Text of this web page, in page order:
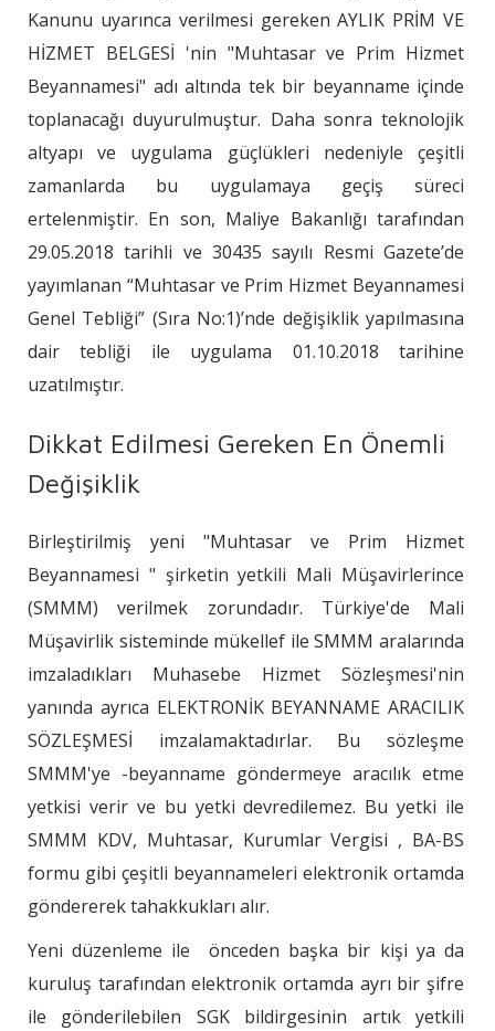
Kanunu uyarınca verilmesi gereken AYLIK PRİM VE
HİZMET BELGESİ 'nin "Muhtasar ve Prim Hizmet
Beyannamesi" adı altında tek bir beyanname içinde
toplanacağı duyurulmuştur. Daha sonra teknolojik
altyapı ve uygulama güçlükleri nedeniyle çeşitli
zamanlarda bu uygulamaya geçiş süreci
ertelenmiştir. En son, Maliye Bakanlığı tarafından
29.05.2018 tarihli ve 30435 sayılı Resmi Gazete’de
yayımlanan “Muhtasar ve Prim Hizmet Beyannamesi
Genel Tebliği” (Sıra No:1)’nde değişiklik yapılmasına
dair tebliği ile uygulama 01.10.2018 tarihine
uzatılmıştır.
Dikkat Edilmesi Gereken En Önemli
Değişiklik
Birleştirilmiş yeni "Muhtasar ve Prim Hizmet
Beyannamesi " şirketin yetkili Mali Müşavirlerince
(SMMM) verilmek zorundadır. Türkiye'de Mali
Müşavirlik sisteminde mükellef ile SMMM aralarında
imzaladıkları Muhasebe Hizmet Sözleşmesi'nin
yanında ayrıca ELEKTRONİK BEYANNAME ARACILIK
SÖZLEŞMESİ imzalamaktadırlar. Bu sözleşme
SMMM'ye -beyanname göndermeye aracılık etme
yetkisi verir ve bu yetki devredilemez. Bu yetki ile
SMMM KDV, Muhtasar, Kurumlar Vergisi , BA-BS
formu gibi çeşitli beyannameleri elektronik ortamda
göndererek tahakkukları alır.
Yeni düzenleme ile önceden başka bir kişi ya da
kuruluş tarafından elektronik ortamda ayrı bir şifre
ile gönderilebilen SGK bildirgesinin artık yetkili